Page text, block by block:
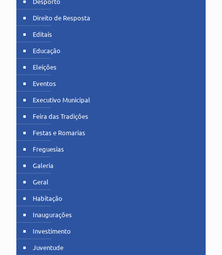
Direito de Resposta
Editais
Educação
Eleições
Eventos
Executivo Municipal
Feira das Tradições
Festas e Romarias
Freguesias
Galeria
Geral
Habitação
Inaugurações
Investimento
Juventude